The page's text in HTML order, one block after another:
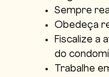
Sempre
Obedeça
Fiscalize a
do
Trabalhe